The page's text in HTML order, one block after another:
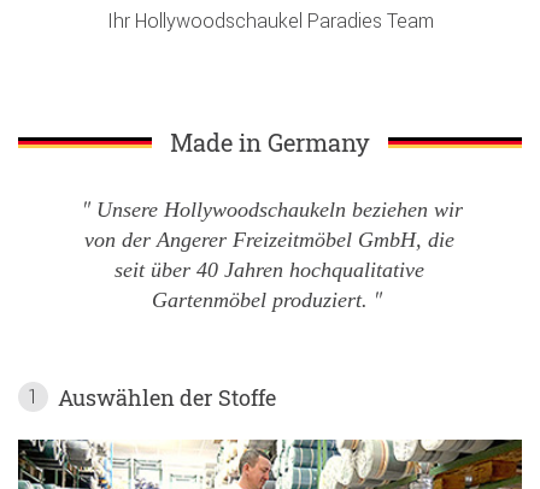
Ihr Hollywoodschaukel Paradies Team
Made in Germany
Unsere Hollywoodschaukeln beziehen wir
von der Angerer Freizeitmöbel GmbH, die
seit über 40 Jahren hochqualitative
Gartenmöbel produziert.
1 Auswählen der Stoffe